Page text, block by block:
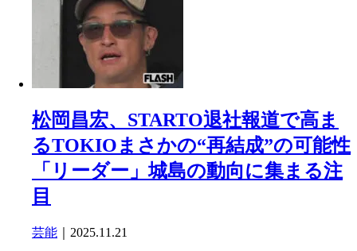
松岡昌宏、STARTO退社報道で高ま
るTOKIOまさかの“再結成”の可能性
「リーダー」城島の動向に集まる注
目
芸能 ｜2025.11.21